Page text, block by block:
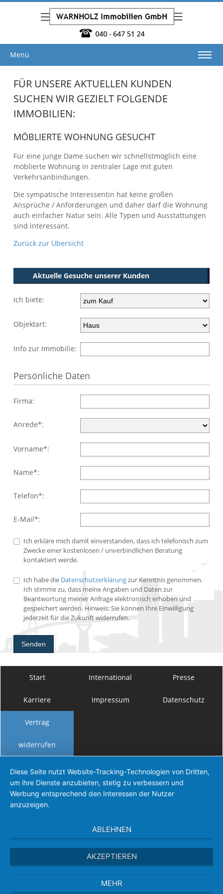
Menü
FÜR UNSERE AKTUELLEN KUNDEN
SUCHEN WIR GEZIELT FOLGENDE
IMMOBILIEN:
MÖBLIERTE WOHNUNG GESUCHT
Für eine junge Dame suchen wir schnellstmöglich eine
möblierte Wohnung in zentraler Lage mit guten
Verkehrsanbindungen.
Die sympatische Interessentin hat keine großen
Ansprüche / Anforderungen und daher darf die Wohnung
auch einfacher Natur sein. Alle Typen und Ausstattungen
sind interessant.
Zurück zur Übersicht
Aktuelle Gesuche unserer Kunden
Ich biete:
Objektart:
Info zur Immobilie:
Persönliche Daten
Firma:
Anrede*:
Vorname*:
Name*:
Telefon*:
E-Mail*:
Ich erkläre mich damit einverstanden, dass ich telefonisch zum
Zwecke einer kostenlosen / unverbindlichen Beratung
kontaktiert werde.
Ich habe die Datenschutzerklärungzur Kenntnis genommen.
Ich stimme zu, dass meine Angaben und Daten zur
Beantwortung meiner Anfrage elektronisch erhoben und
gespeichert werden. Hinweis: Sie können Ihre Einwilligung
jederzeit für die Zukunft widerrufen.
Senden
Start International Presse
Karriere Impressum Datenschutz
Vertrag
widerrufen
Diese Seite nutzt Website-Tracking-Technologien von Dritten,
um ihre Dienste anzubieten, stetig zu verbessern und
Werbung entsprechend den Interessen der Nutzer
anzuzeigen.
ABLEHNEN
AKZEPTIEREN
MEHR